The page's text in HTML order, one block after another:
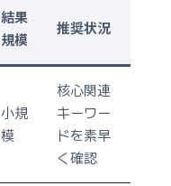
結果
規模
推奨状況
小規
模
核心関連
キーワー
ドを素早
く確認